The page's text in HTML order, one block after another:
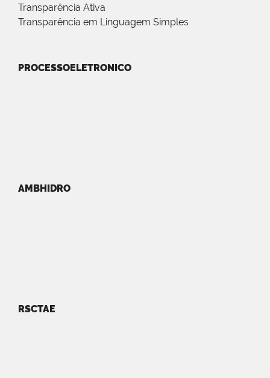
Transparência Ativa
Transparência em Linguagem Simples
PROCESSOELETRONICO
AMBHIDRO
RSCTAE